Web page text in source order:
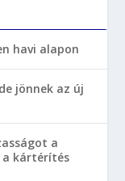
havi alapon
jönnek az új
a
kártérítés